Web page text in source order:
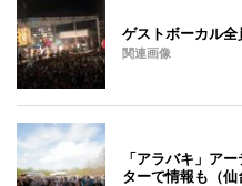
ゲストボーカル全
関連画像
「アラバキ」ア
ターで情報も（仙